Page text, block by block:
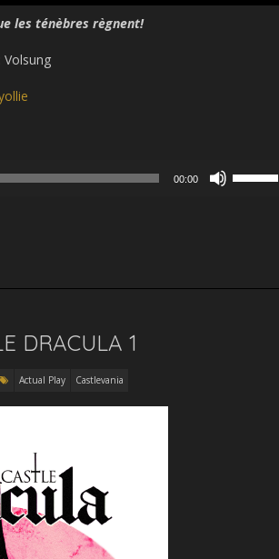
les ténèbres règnent!
: Volsung
00:00
Up/Down
DRACULA 1
Actual Play Castlevania